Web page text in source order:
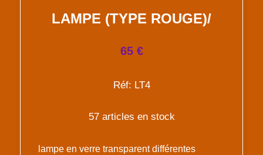
LAMPE (TYPE ROUGE)/
65 €
Réf: LT4
57 articles en stock
lampe en verre transparent différentes